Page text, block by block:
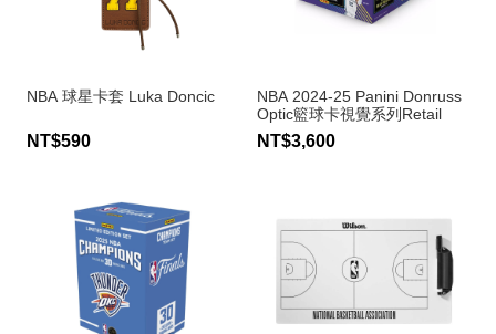
NBA 球星卡套 Luka Doncic
NT$590
NBA 2024-25 Panini Donruss
Optic籃球卡視覺系列Retail
counter display櫃檯陳列盒─盒
裝24包入
NT$3,600